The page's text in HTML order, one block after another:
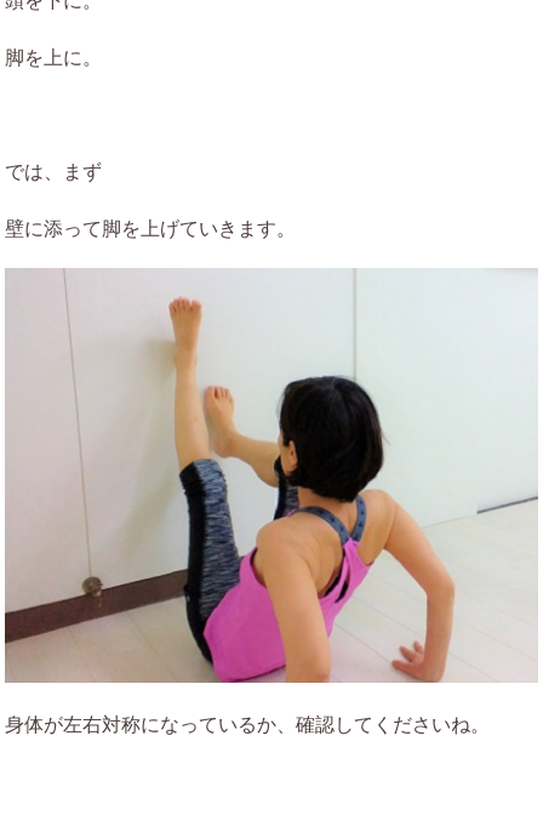
脚を上に。
では、まず
壁に添って脚を上げていきます。
身体が左右対称になっているか、確認してくださいね。